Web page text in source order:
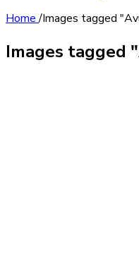
Home/Images tagged
Images tagged